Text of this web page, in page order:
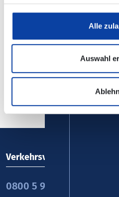
Alle
Auswahl
Hierher mit Bus/Bahn
Copyright Bild: © Eifel
Zurück zur Übersicht
Verkehrsverbund Rhein-
0800 5 986 986